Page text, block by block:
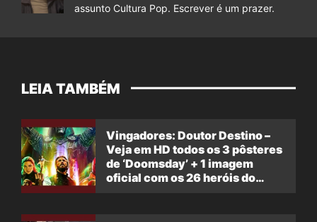
assunto Cultura Pop. Escrever é um prazer.
LEIA TAMBÉM
Vingadores: Doutor Destino –
Veja em HD todos os 3 pôsteres
de ‘Doomsday’ + 1 imagem
oficial com os 26 heróis do